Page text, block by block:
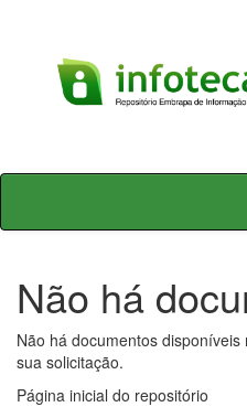
Skip
Não há
Não há documentos
sua solicitação.
Página inicial do repositório